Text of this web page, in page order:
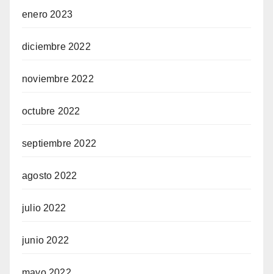
enero 2023
diciembre 2022
noviembre 2022
octubre 2022
septiembre 2022
agosto 2022
julio 2022
junio 2022